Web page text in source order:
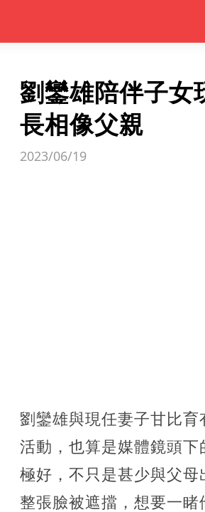
劉鑾雄陪伴子女
長相像父親
2023/06/19
劉鑾雄與現任妻子甘比
活動，也算是媒體鏡頭
極好， 不只是甚少與父母
整張臉被遮擋，想要一